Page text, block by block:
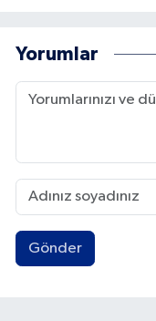
Yorumlar
Gönder